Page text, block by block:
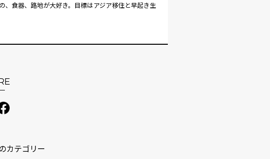
、食器、路地が大好き。目標はアジア移住と早起き生
カテゴリー